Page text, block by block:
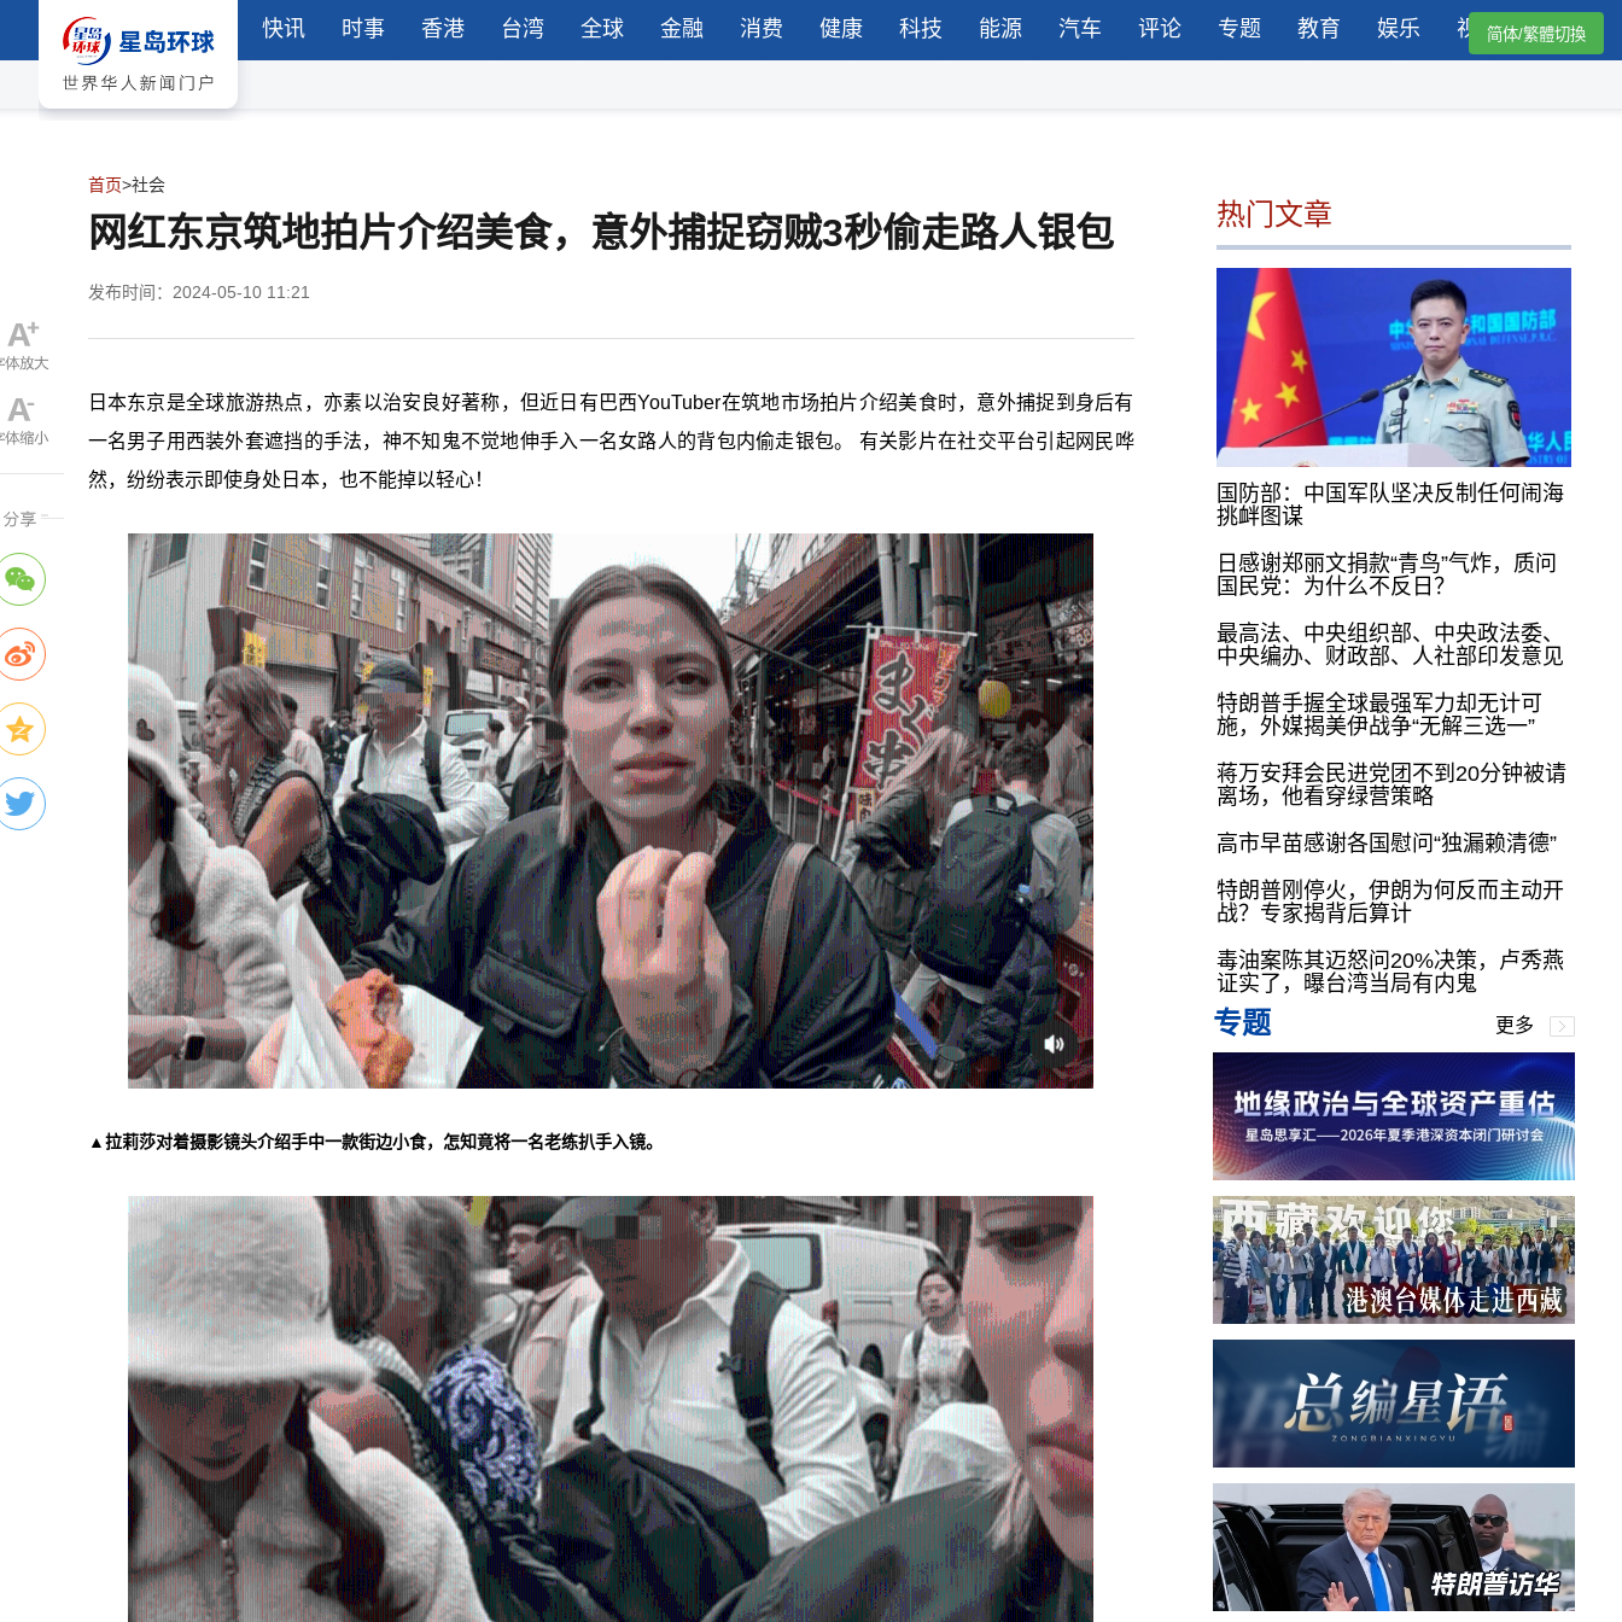
快讯 时事 香港 台湾 全球 金融 消费 健康 科技 能源 汽车 评论 专题 教育 娱乐 视频简体/繁體切換
首页>社会
网红东京筑地拍片介绍美食，意外捕捉窃贼3秒偷走路人银包
发布时间：2024-05-10 11:21
日本东京是全球旅游热点，亦素以治安良好著称，但近日有巴西YouTuber在筑地市场拍片介绍美食时，意外捕捉到身后有
一名男子用西装外套遮挡的手法，神不知鬼不觉地伸手入一名女路人的背包内偷走银包。 有关影片在社交平台引起网民哗
然，纷纷表示即使身处日本，也不能掉以轻心！
▲拉莉莎对着摄影镜头介绍手中一款街边小食，怎知竟将一名老练扒手入镜。
热门文章
国防部：中国军队坚决反制任何闹海
挑衅图谋
日感谢郑丽文捐款“青鸟”气炸，质问
国民党：为什么不反日？
最高法、中央组织部、中央政法委、
中央编办、财政部、人社部印发意见
特朗普手握全球最强军力却无计可
施，外媒揭美伊战争“无解三选一”
蒋万安拜会民进党团不到20分钟被请
离场，他看穿绿营策略
高市早苗感谢各国慰问“独漏赖清德”
特朗普刚停火，伊朗为何反而主动开
战？专家揭背后算计
毒油案陈其迈怒问20%决策，卢秀燕
证实了，曝台湾当局有内鬼
专题 更多